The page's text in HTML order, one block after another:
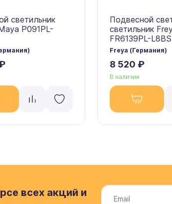
светильник
P091PL-
Подвесной
светильник
FR6139PL-L8BS
Freya (Германия)
8 520 ₽
В наличии
всех акций и